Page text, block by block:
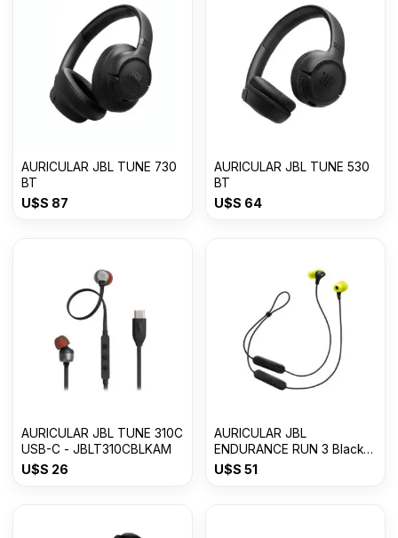
AURICULAR JBL TUNE 730
BT
U$S 87
AURICULAR JBL TUNE 530
BT
U$S 64
AURICULAR JBL TUNE 310C
USB-C - JBLT310CBLKAM
U$S 26
AURICULAR JBL
ENDURANCE RUN 3 Black
Lime
U$S 51